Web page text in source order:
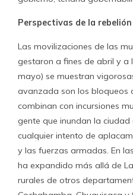
Perspectivas de la
Las movilizaciones de las
gestaron a fines de abril y a
mayo) se muestran
avanzada son los bloqueos
combinan con incursiones
gente que inundan la
cualquier intento de
y las fuerzas armadas. En
ha expandido más allá de
rurales de otros